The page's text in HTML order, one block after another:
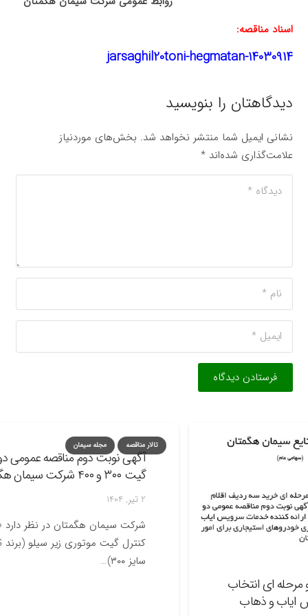
اسناد مناقصه:
jarsaghil20toni-hegmatan-14030914
دیدگاهتان را بنویسید
نشانی ایمیل شما منتشر نخواهد شد. بخش‌های موردنیاز
علامت‌گذاری شده‌اند*
فرستادن دیدگاه
ای انتخاب
و ذهاب
تالار مناقصه مجله سیمان
آگهی نوبت دوم مناقصه عمومی دو
گیت ۳۰۰ و ۴۰۰ شرکت سیمان هگمتان
شرکت